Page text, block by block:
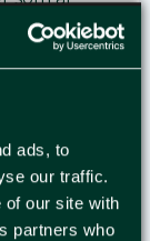
ads, to
our traffic.
of our site with
partners who
och
för
ett
enkelt